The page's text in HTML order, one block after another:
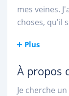
mes veines.
choses, qu'il
Plus
À propos
Je cherche